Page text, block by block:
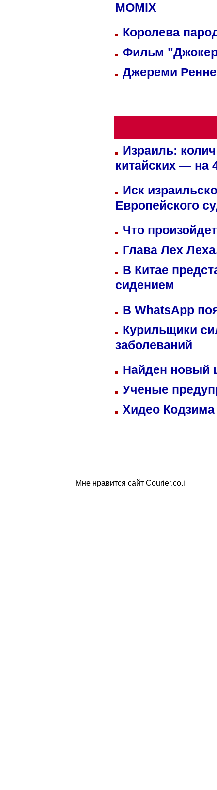
MOMIX
Королева
Фильм
Джереми
Израиль:
китайских — на
Иск
Европейского
Что
Глава Лех
В Китае
сидением
В WhatsApp
Курильщики
заболеваний
Найден
Ученые
Хидео
Мне нравится сайт Courier.co.il